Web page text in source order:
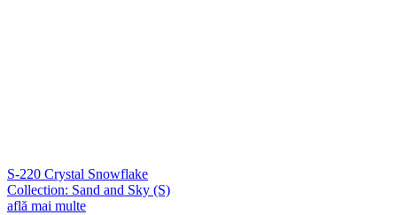
S-220 Crystal Snowflake
Collection: Sand and Sky (S)
află mai multe